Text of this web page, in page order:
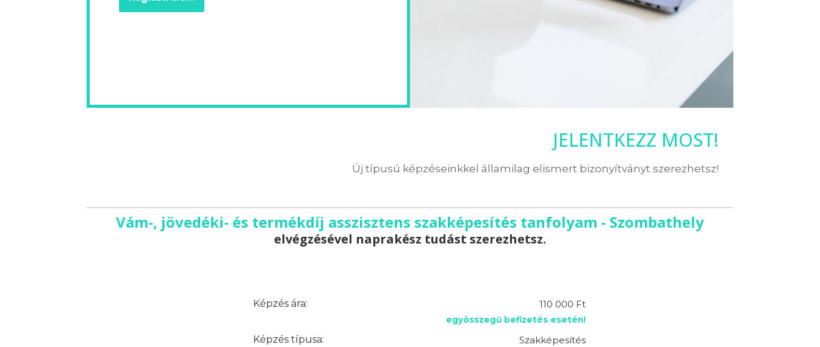
JELENTKEZZ MOST!
Új típusú képzéseinkkel államilag elismert bizonyítványt szerezhetsz!
Vám-, jövedéki- és termékdíj asszisztens szakképesítés tanfolyam - Szombathely
elvégzésével naprakész tudást szerezhetsz.
Képzés ára: 110 000 Ft
egyösszegű befizetés esetén!
Képzés típusa:
Szakképesítés